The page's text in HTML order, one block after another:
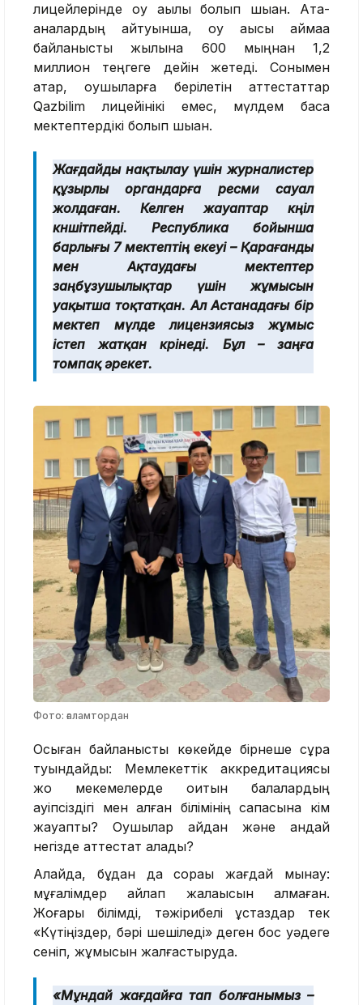
лицейлерінде оқу ақылы болып шыққан. Ата-
аналардың айтуынша, оқу ақысы аймаққа
байланысты жылына 600 мыңнан 1,2
миллион теңгеге дейін жетеді. Сонымен
қатар, оқушыларға берілетін аттестаттар
Qazbilim лицейінікі емес, мүлдем басқа
мектептердікі болып шыққан.
Жағдайды нақтылау үшін журналистер
құзырлы органдарға ресми сауал
жолдаған. Келген жауаптар көңіл
көншітпейді. Республика бойынша
барлығы 7 мектептің екеуі – Қарағанды
мен Ақтаудағы мектептер
заңбұзушылықтар үшін жұмысын
уақытша тоқтатқан. Ал Астанадағы бір
мектеп мүлде лицензиясыз жұмыс
істеп жатқан көрінеді. Бұл – заңға
томпақ әрекет.
Фото: ғаламтордан
Осыған байланысты көкейде бірнеше сұрақ
туындайды: Мемлекеттік аккредитациясы
жоқ мекемелерде оқитын балалардың
қауіпсіздігі мен алған білімінің сапасына кім
жауапты? Оқушылар қайдан және қандай
негізде аттестат алады?
Алайда, бұдан да сорақы жағдай мынау:
мұғалімдер айлап жалақысын алмаған.
Жоғары білімді, тәжірибелі ұстаздар тек
«Күтіңіздер, бәрі шешіледі» деген бос уәдеге
сеніп, жұмысын жалғастыруда.
«Мұндай жағдайға тап болғанымыз –